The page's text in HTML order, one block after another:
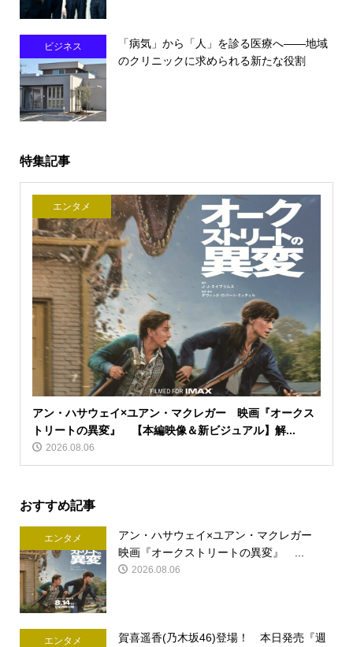
ビジネス
「病気」から「人」を診る医療へ――地域
のクリニックに求められる新たな役割
特集記事
エンタメ
アン・ハサウェイ×ユアン・マクレガー 映画『オークス
トリートの異変』 【本編映像＆新ビジュアル】解...
2026.08.06
おすすめ記事
エンタメ
アン・ハサウェイ×ユアン・マクレガー
映画『オークストリートの異変』 ...
2026.08.06
エンタメ
賀喜遥香(乃木坂46)登場！ 本日発売『週